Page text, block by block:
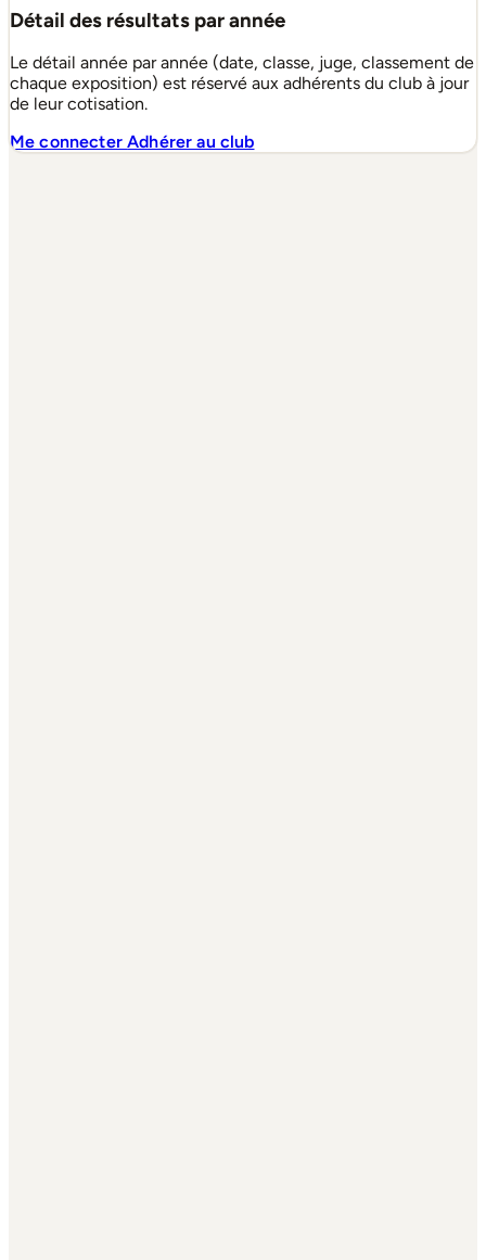
Détail des résultats par année
Le détail année par année (date, classe, juge, classement de
chaque exposition) est réservé aux adhérents du club à jour
de leur cotisation.
Me connecterAdhérer au club